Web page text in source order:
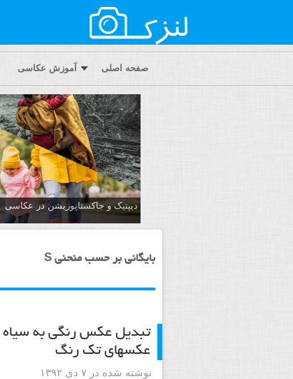
صفحه اصلی آموزش عکاسی
دیپتیک و جاکستا‌پوزیشن در عکاسی
بایگانی بر حسب منحنی S
تبدیل عکس رنگی به
عکسهای تک رنگ
نوشته شده در ۷ دی ۱۳۹۲